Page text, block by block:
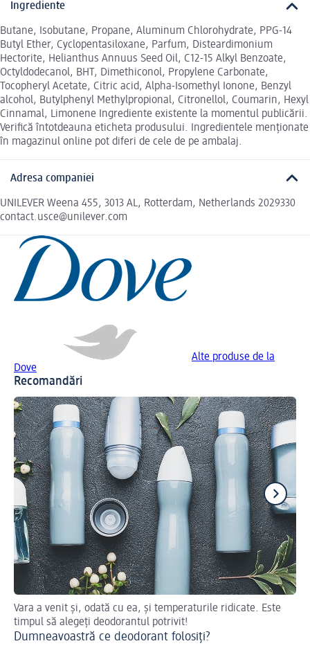
Ingrediente
Butane, Isobutane, Propane, Aluminum Chlorohydrate, PPG-14
Butyl Ether, Cyclopentasiloxane, Parfum, Disteardimonium
Hectorite, Helianthus Annuus Seed Oil, C12-15 Alkyl Benzoate,
Octyldodecanol, BHT, Dimethiconol, Propylene Carbonate,
Tocopheryl Acetate, Citric acid, Alpha-Isomethyl Ionone, Benzyl
alcohol, Butylphenyl Methylpropional, Citronellol, Coumarin, Hexyl
Cinnamal, Limonene Ingrediente existente la momentul publicării.
Verifică întotdeauna eticheta produsului. Ingredientele menționate
în magazinul online pot diferi de cele de pe ambalaj.
Adresa companiei
UNILEVER Weena 455, 3013 AL, Rotterdam, Netherlands 2029330
contact.usce@unilever.com
Alte produse de la
Dove
Recomandări
Vara a venit și, odată cu ea, și temperaturile ridicate. Este
timpul să alegeți deodorantul potrivit!
Dumneavoastră ce deodorant folosiți?